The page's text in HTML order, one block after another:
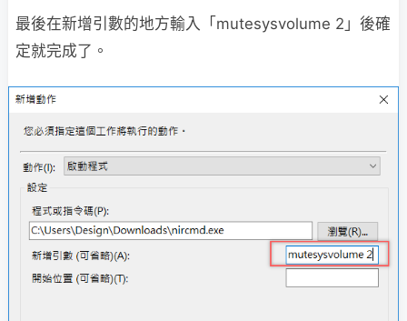
最後在新增引數的地方輸入「mutesysvolume 2」後確
定就完成了。